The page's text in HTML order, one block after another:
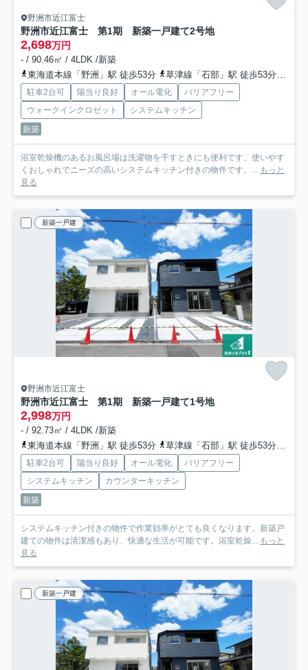
野洲市近江富士
野洲市近江富士 第1期 新築一戸建て2号地
2,698万円
- / 90.46㎡ / 4LDK /新築
東海道本線「野洲」駅 徒歩53分
草津線「石部」駅 徒歩53分
駐車2台可 陽当り良好 オール電化
バリアフリー
ウォークインクロゼット
システムキッチン
新築
浴室乾燥機のあるお風呂場は洗濯物を干すときにも便利です。使いやす
くおしゃれでニーズの高いシステムキッチン付きの物件です。...
もっと
見る
新築一戸建
野洲市近江富士
野洲市近江富士 第1期 新築一戸建て1号地
2,998万円
- / 92.73㎡ / 4LDK /新築
東海道本線「野洲」駅 徒歩53分
草津線「石部」駅 徒歩53分
駐車2台可 陽当り良好 オール電化
バリアフリー
システムキッチン
カウンターキッチン
新築
システムキッチン付きの物件で作業効率がとても良くなります。新築戸
建ての物件は清潔感もあり、快適な生活が可能です。浴室乾燥...
もっと
見る
新築一戸建